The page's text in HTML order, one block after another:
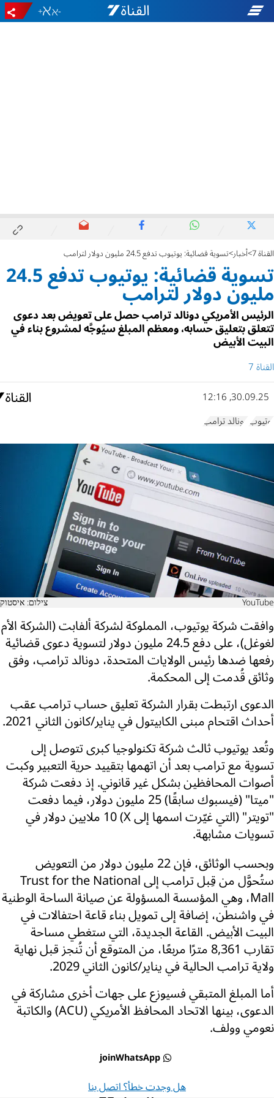
-
+
القناة 7 أخبار تسوية قضائية: يوتيوب تدفع 24.5 مليون دولار لترامب
تسوية قضائية: يوتيوب تدفع 24.5 مليون دولار لترامب
الرئيس الأمريكي دونالد ترامب حصل على تعويض بعد دعوى
تتعلق بتعليق حسابه، ومعظم المبلغ سيُوجَّه لمشروع بناء في
البيت الأبيض
القناة 7
30.09.25, 12:16
يوتيوب دونالد ترامب
YouTube צילום: איסטוק
وافقت شركة يوتيوب، المملوكة لشركة ألفابت (الشركة الأم
لغوغل)، على دفع 24.5 مليون دولار لتسوية دعوى قضائية
رفعها ضدها رئيس الولايات المتحدة، دونالد ترامب، وفق
وثائق قُدمت إلى المحكمة.
الدعوى ارتبطت بقرار الشركة تعليق حساب ترامب عقب
أحداث اقتحام مبنى الكابيتول في يناير/كانون الثاني 2021.
وتُعد يوتيوب ثالث شركة تكنولوجيا كبرى تتوصل إلى
تسوية مع ترامب بعد أن اتهمها بتقييد حرية التعبير وكبت
أصوات المحافظين بشكل غير قانوني. إذ دفعت شركة
"ميتا" (فيسبوك سابقًا) 25 مليون دولار، فيما دفعت
"تويتر" (التي غيّرت اسمها إلى X) 10 ملايين دولار في
تسويات مشابهة.
وبحسب الوثائق، فإن 22 مليون دولار من التعويض
ستُحوَّل من قِبل ترامب إلى Trust for the National
Mall، وهي المؤسسة المسؤولة عن صيانة الساحة الوطنية
في واشنطن، إضافة إلى تمويل بناء قاعة احتفالات في
البيت الأبيض. القاعة الجديدة، التي ستغطي مساحة
تقارب 8,361 مترًا مربعًا، من المتوقع أن تُنجز قبل نهاية
ولاية ترامب الحالية في يناير/كانون الثاني 2029.
أما المبلغ المتبقي فسيوزع على جهات أخرى مشاركة في
الدعوى، بينها الاتحاد المحافظ الأمريكي (ACU) والكاتبة
نعومي وولف.
joinWhatsApp
هل وجدت خطأ؟ اتصل بنا